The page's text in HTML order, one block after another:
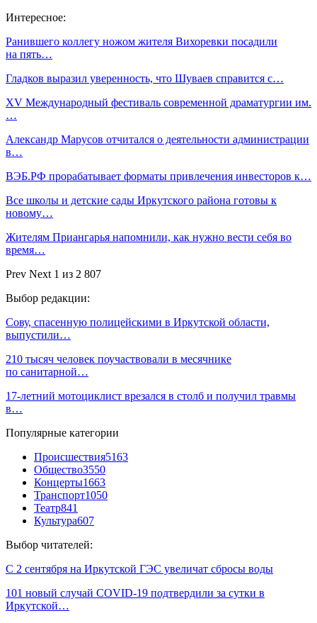
Интересное:
Ранившего коллегу ножом жителя Вихоревки посадили
на пять…
Гладков выразил уверенность, что Шуваев справится с…
XV Международный фестиваль современной драматургии им.
…
Александр Марусов отчитался о деятельности администрации
в…
ВЭБ.РФ прорабатывает форматы привлечения инвесторов к…
Все школы и детские сады Иркутского района готовы к
новому…
Жителям Приангарья напомнили, как нужно вести себя во
время…
Prev Next 1 из 2 807
Выбор редакции:
Сову, спасенную полицейскими в Иркутской области,
выпустили…
210 тысяч человек поучаствовали в месячнике
по санитарной…
17-летний мотоциклист врезался в столб и получил травмы
в…
Популярные категории
Происшествия5163
Общество3550
Концерты1663
Транспорт1050
Театр841
Культура607
Выбор читателей:
С 2 сентября на Иркутской ГЭС увеличат сбросы воды
101 новый случай COVID-19 подтвердили за сутки в
Иркутской…